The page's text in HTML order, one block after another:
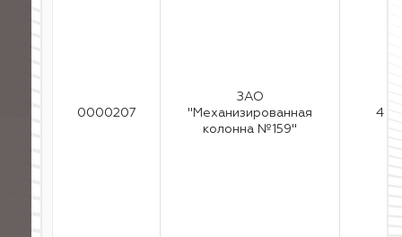
0000207
ЗАО
"Механизированная
колонна №159"
4